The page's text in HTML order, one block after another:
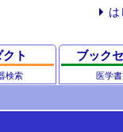
は
ト
検索
ブック
医学